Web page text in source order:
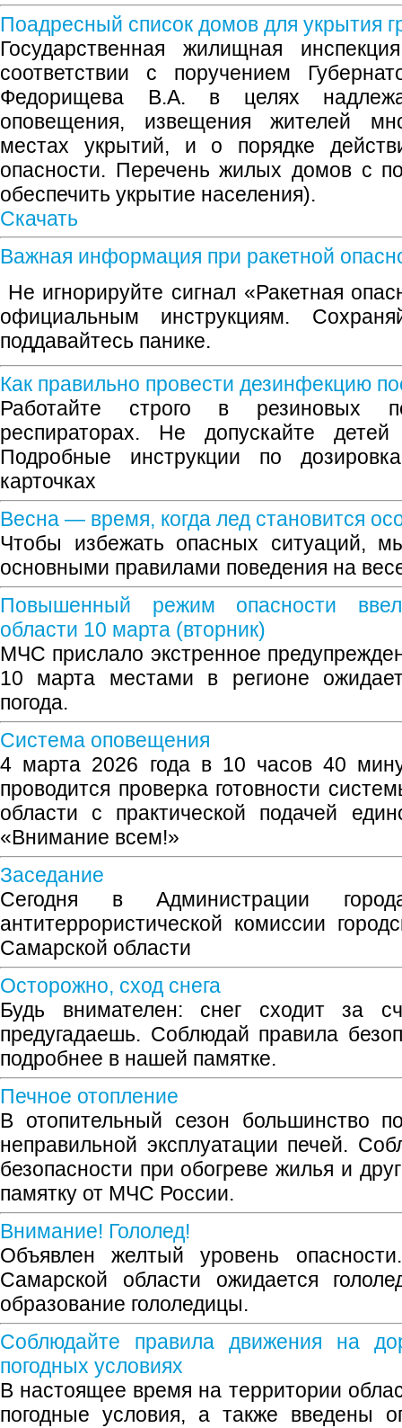
Поадресный список домов для укрытия
Государственная жилищная
соответствии с поручением
Федорищева В.А. в целях
оповещения, извещения жителей
местах укрытий, и о порядке
опасности. Перечень жилых домов с
обеспечить укрытие населения).
Скачать
Важная информация при ракетной
Не игнорируйте сигнал «Ракетная
официальным инструкциям.
поддавайтесь панике.
Как правильно провести дезинфекцию
Работайте строго в резиновых
респираторах. Не допускайте
Подробные инструкции по
карточках
Весна — время, когда лед становится
Чтобы избежать опасных ситуаций,
основными правилами поведения на
Повышенный режим опасности
области 10 марта (вторник)
МЧС прислало экстренное
10 марта местами в регионе
погода.
Система оповещения
4 марта 2026 года в 10 часов 40
проводится проверка готовности
области с практической подачей
«Внимание всем!»
Заседание
Сегодня в Администрации
антитеррористической комиссии
Самарской области
Осторожно, сход снега
Будь внимателен: снег сходит за
предугадаешь. Соблюдай правила
подробнее в нашей памятке.
Печное отопление
В отопительный сезон большинство
неправильной эксплуатации печей.
безопасности при обогреве жилья и
памятку от МЧС России.
Внимание! Гололед!
Объявлен желтый уровень
Самарской области ожидается
образование гололедицы.
Соблюдайте правила движения на
погодных условиях
В настоящее время на территории
погодные условия, а также введены